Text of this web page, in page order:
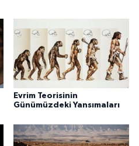
Evrim Teorisinin
Günümüzdeki Yansımaları